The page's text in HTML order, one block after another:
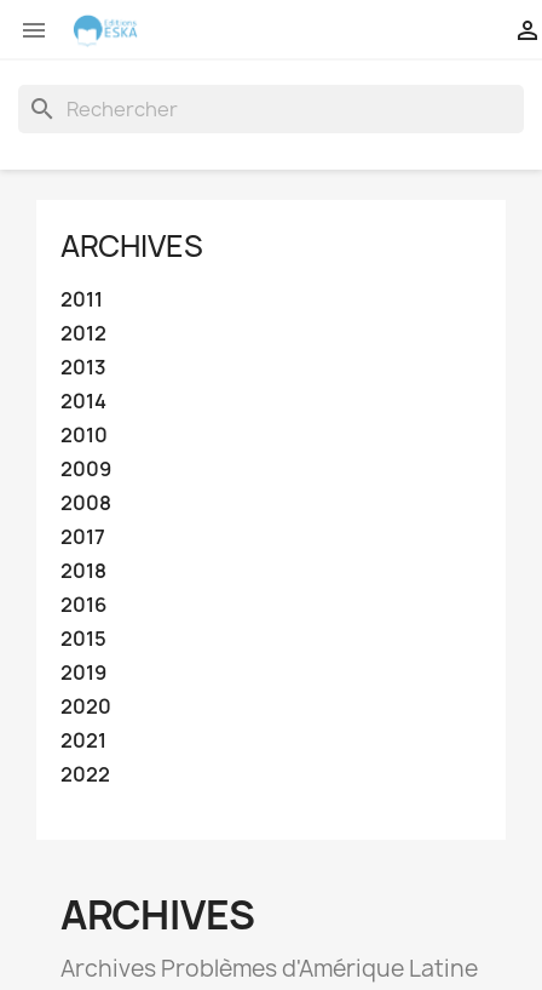
 
search
ARCHIVES
2011
2012
2013
2014
2010
2009
2008
2017
2018
2016
2015
2019
2020
2021
2022
ARCHIVES
Archives Problèmes d'Amérique Latine